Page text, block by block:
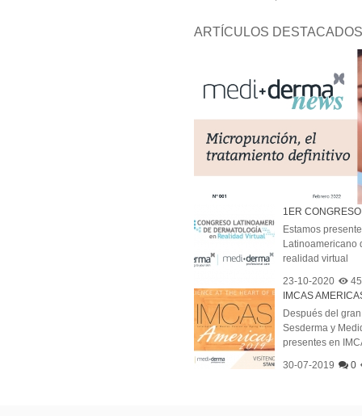
ARTÍCULOS DESTACADOS
1ER
Estamos
Latinoamericano
realidad virtual
23-10-2020
IMCAS
Después del
Sesderma y
presentes en
30-07-2019
0